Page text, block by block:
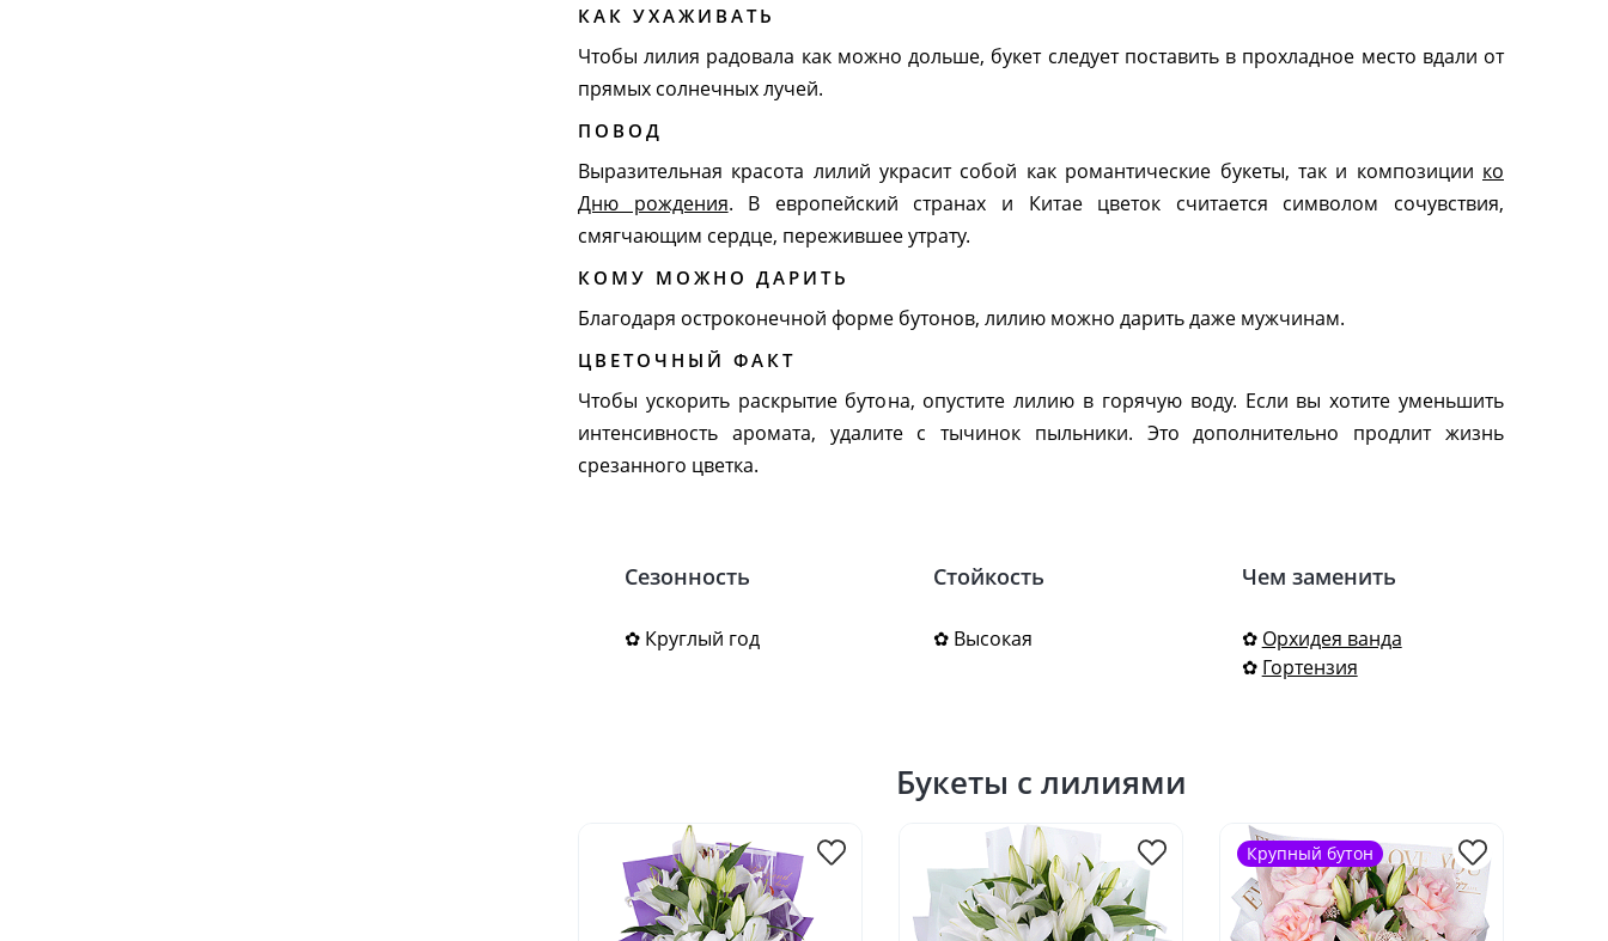
КАК УХАЖИВАТЬ
Чтобы лилия радовала как можно дольше, букет следует поставить в прохладное место вдали от
прямых солнечных лучей.
ПОВОД
Выразительная красота лилий украсит собой как романтические букеты, так и композиции ко
Дню рождения. В европейский странах и Китае цветок считается символом сочувствия,
смягчающим сердце, пережившее утрату.
КОМУ МОЖНО ДАРИТЬ
Благодаря остроконечной форме бутонов, лилию можно дарить даже мужчинам.
ЦВЕТОЧНЫЙ ФАКТ
Чтобы ускорить раскрытие бутона, опустите лилию в горячую воду. Если вы хотите уменьшить
интенсивность аромата, удалите с тычинок пыльники. Это дополнительно продлит жизнь
срезанного цветка.
Сезонность
✿ Круглый год
Стойкость
✿ Высокая
Чем заменить
✿ Орхидея ванда
✿ Гортензия
Букеты с лилиями
Крупный бутон